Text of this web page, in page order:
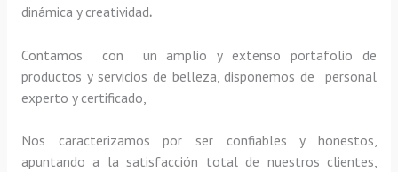
dinámica y creatividad.
Contamos con un amplio y extenso portafolio de
productos y servicios de belleza, disponemos de personal
experto y certificado,
Nos caracterizamos por ser confiables y honestos,
apuntando a la satisfacción total de nuestros clientes,